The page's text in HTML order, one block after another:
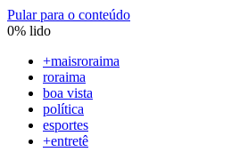
Pular para o conteúdo
0% lido
+maisroraima
roraima
boa vista
política
esportes
+entretê